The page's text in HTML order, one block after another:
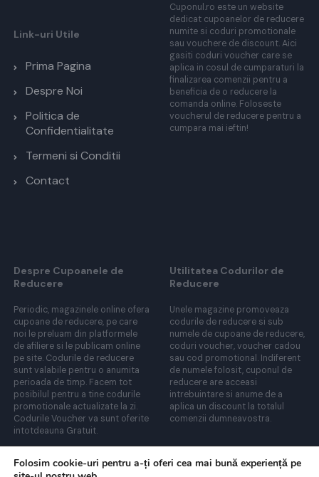
Link-uri Utile
Prima Pagina
Despre Noi
Politica de
Confidentialitate
Termeni si Conditii
Contact
Cuponul.ro este un website
dedicat cupoanelor de reducere
numite si coduri promotionale
sau vouchere de discount. Aici
gasiti coduri voucher care se
aplica in cosul de cumparaturi la
finalizarea comenzii pentru a
beneficia de o reducere la
comanda online. Foloseste
voucherul de reducere pentru a
cumpara mai ieftin!
Despre Cupoanele de
Reducere
Periodic, magazinele online ofera
cupoane de reducere, pe care
noi le preluam din platformele
de afiliere si le publicam online
pe site. Codurile de reducere
sunt valabile pentru o anumita
perioada de timp. Facem tot
posibilul pentru a tine codurile
promotionale actualizate la zi.
Codurile Voucher va sunt oferite
intotdeauna Gratuit.
Utilitatea Codurilor de
Reducere
Unele magazine promoveaza
codurile de reducere si sub
numele de cupoane de reducere,
coduri voucher, voucher cadou
sau cod promotional. Indiferent
de numele folosit, cuponul de
reducere are acceasi
intrebuintare si anume de a
aplica un discount la totalul
comenzii dumneavostra.
Folosim cookie-uri pentru a-ți oferi cea mai bună experiență pe